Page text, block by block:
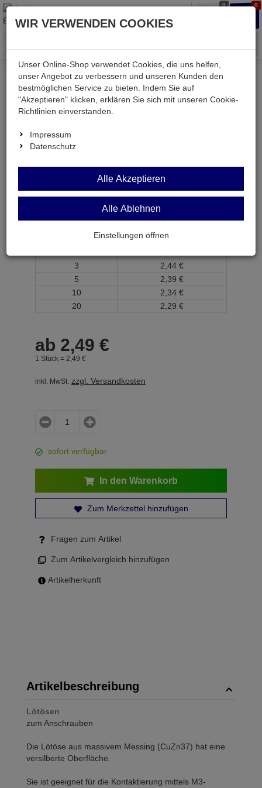
0 0
Menü
Weiter einkaufen Kessler electronic
mechanisch
Platinen und Zubehör
RLO4470
RLO4470
Lötösen M3x12 gerade vernickelt 100-Stück-Beutel
ab Menge
Preis je Stück
3
2, 44 €
5
2, 39 €
10
2, 34 €
20
2, 29 €
ab 2,49 €
1 Stück = 2, 49 €
inkl. MwSt. zzgl. Versandkosten
sofort verfügbar
In den Warenkorb
Zum Merkzettel hinzufügen
Fragen zum Artikel
Zum Artikelvergleich hinzufügen
Artikelherkunft
Artikelbeschreibung
Lötösen
zum Anschrauben
Die Lötöse aus massivem Messing (CuZn37) hat eine
versilberte Oberfläche.
Sie ist geeignet für die Kontaktierung mittels M3-
WIR VERWENDEN COOKIES
Unser Online-Shop verwendet Cookies, die uns helfen,
unser Angebot zu verbessern und unseren Kunden den
bestmöglichen Service zu bieten. Indem Sie auf
"Akzeptieren" klicken, erklären Sie sich mit unseren Cookie-
Richtlinien einverstanden.
Impressum
Datenschutz
Alle Akzeptieren
Alle Ablehnen
Einstellungen öffnen